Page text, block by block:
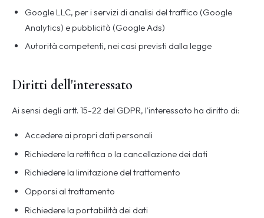
Google LLC, per i servizi di analisi del traffico (Google
Analytics) e pubblicità (Google Ads)
Autorità competenti, nei casi previsti dalla legge
Diritti dell'interessato
Ai sensi degli artt. 15-22 del GDPR, l'interessato ha diritto di:
Accedere ai propri dati personali
Richiedere la rettifica o la cancellazione dei dati
Richiedere la limitazione del trattamento
Opporsi al trattamento
Richiedere la portabilità dei dati